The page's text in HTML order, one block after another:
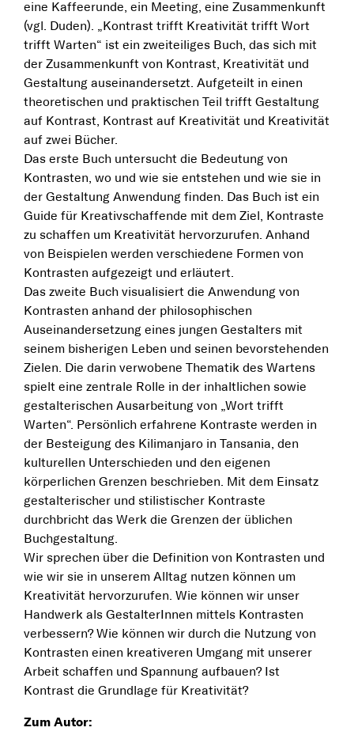
eine Kaffeerunde, ein Meeting, eine Zusammenkunft
(vgl. Duden). „Kontrast trifft Kreativität trifft Wort
trifft Warten“ ist ein zweiteiliges Buch, das sich mit
der Zusammenkunft von Kontrast, Kreativität und
Gestaltung auseinandersetzt. Aufgeteilt in einen
theoretischen und praktischen Teil trifft Gestaltung
auf Kontrast, Kontrast auf Kreativität und Kreativität
auf zwei Bücher.
Das erste Buch untersucht die Bedeutung von
Kontrasten, wo und wie sie entstehen und wie sie in
der Gestaltung Anwendung finden. Das Buch ist ein
Guide für Kreativschaffende mit dem Ziel, Kontraste
zu schaffen um Kreativität hervorzurufen. Anhand
von Beispielen werden verschiedene Formen von
Kontrasten aufgezeigt und erläutert.
Das zweite Buch visualisiert die Anwendung von
Kontrasten anhand der philosophischen
Auseinandersetzung eines jungen Gestalters mit
seinem bisherigen Leben und seinen bevorstehenden
Zielen. Die darin verwobene Thematik des Wartens
spielt eine zentrale Rolle in der inhaltlichen sowie
gestalterischen Ausarbeitung von „Wort trifft
Warten“. Persönlich erfahrene Kontraste werden in
der Besteigung des Kilimanjaro in Tansania, den
kulturellen Unterschieden und den eigenen
körperlichen Grenzen beschrieben. Mit dem Einsatz
gestalterischer und stilistischer Kontraste
durchbricht das Werk die Grenzen der üblichen
Buchgestaltung.
Wir sprechen über die Definition von Kontrasten und
wie wir sie in unserem Alltag nutzen können um
Kreativität hervorzurufen. Wie können wir unser
Handwerk als GestalterInnen mittels Kontrasten
verbessern? Wie können wir durch die Nutzung von
Kontrasten einen kreativeren Umgang mit unserer
Arbeit schaffen und Spannung aufbauen? Ist
Kontrast die Grundlage für Kreativität?
Zum Autor: